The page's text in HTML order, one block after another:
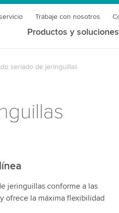
Trabaje con nosotros
Productos y soluciones
seriado de jeringuillas
jeringuillas conforme a las
ofrece la máxima flexibilidad